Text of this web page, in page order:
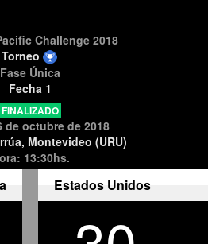
Challenge 2018
Torneo
Fase Única
Fecha 1
FINALIZADO
de octubre de 2018
Montevideo (URU)
13:30hs.
Estados Unidos